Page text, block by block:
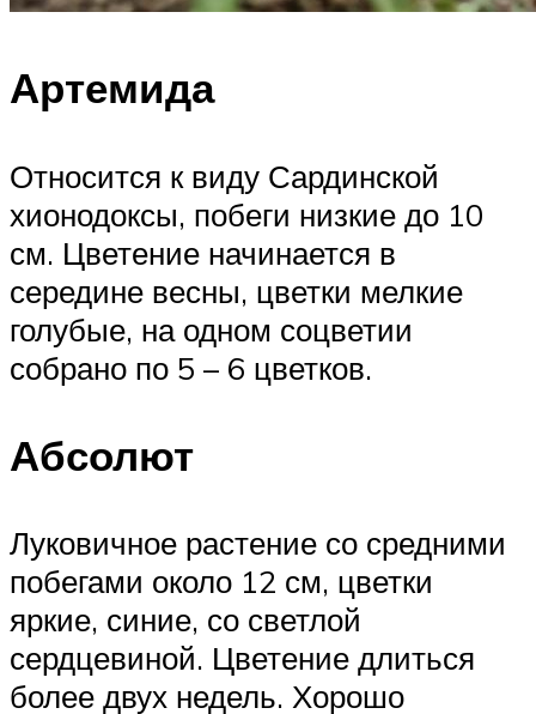
Артемида
Относится к виду Сардинской
хионодоксы, побеги низкие до 10
см. Цветение начинается в
середине весны, цветки мелкие
голубые, на одном соцветии
собрано по 5 – 6 цветков.
Абсолют
Луковичное растение со средними
побегами около 12 см, цветки
яркие, синие, со светлой
сердцевиной. Цветение длиться
более двух недель. Хорошо